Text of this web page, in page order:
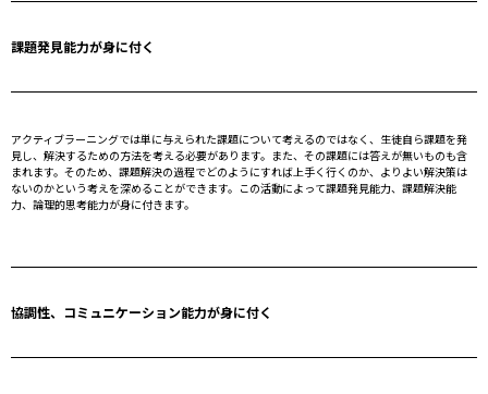
課題発見能力が身に付く
アクティブラーニングでは単に与えられた課題について考えるのではなく、生徒自ら課題を発
見し、解決するための方法を考える必要があります。また、その課題には答えが無いものも含
まれます。そのため、課題解決の過程でどのようにすれば上手く行くのか、よりよい解決策は
ないのかという考えを深めることができます。この活動によって課題発見能力、課題解決能
力、論理的思考能力が身に付きます。
協調性、コミュニケーション能力が身に付く